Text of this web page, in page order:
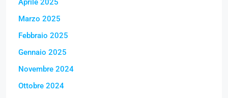
Marzo 2025
Febbraio 2025
Gennaio 2025
Novembre 2024
Ottobre 2024